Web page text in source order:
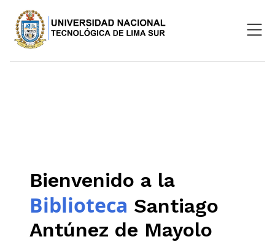
Bienvenido a la
Biblioteca Santiago
Antúnez de Mayolo